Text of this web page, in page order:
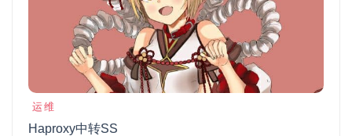
运维
Haproxy中转SS